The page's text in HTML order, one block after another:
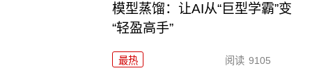
模型蒸馏：让AI从“巨型学霸”变
“轻盈高手”
最热 阅读 9105